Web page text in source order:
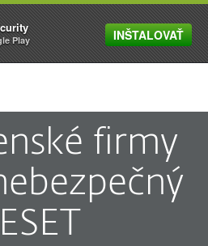
MENU
firmy
Play INŠTALOVAŤ